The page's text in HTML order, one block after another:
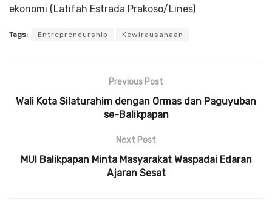
ekonomi (Latifah Estrada Prakoso/Lines)
Tags: Entrepreneurship Kewirausahaan
Previous Post
Wali Kota Silaturahim dengan Ormas dan Paguyuban
se-Balikpapan
Next Post
MUI Balikpapan Minta Masyarakat Waspadai Edaran
Ajaran Sesat